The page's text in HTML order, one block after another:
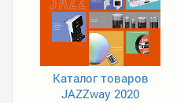
Каталог товаров
JAZZway 2020